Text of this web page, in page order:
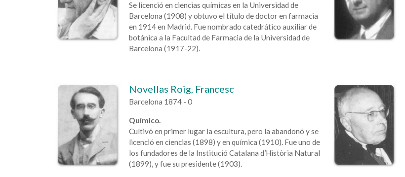
Se licenció en ciencias químicas en la Universidad de
Barcelona (1908) y obtuvo el título de doctor en farmacia
en 1914 en Madrid. Fue nombrado catedrático auxiliar de
botánica a la Facultad de Farmacia de la Universidad de
Barcelona (1917-22).
Novellas Roig, Francesc
Barcelona 1874 - 0
Químico.
Cultivó en primer lugar la escultura, pero la abandonó y se
licenció en ciencias (1898) y en química (1910). Fue uno de
los fundadores de la Institució Catalana d’Història Natural
(1899), y fue su presidente (1903).